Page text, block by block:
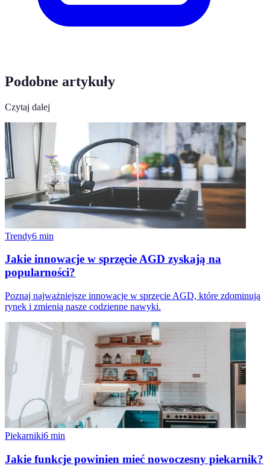
Podobne artykuły
Czytaj dalej
Trendy6 min
Jakie innowacje w sprzęcie AGD zyskają na
popularności?
Poznaj najważniejsze innowacje w sprzęcie AGD, które zdominują
rynek i zmienią nasze codzienne nawyki.
Piekarniki6 min
Jakie funkcje powinien mieć nowoczesny piekarnik?